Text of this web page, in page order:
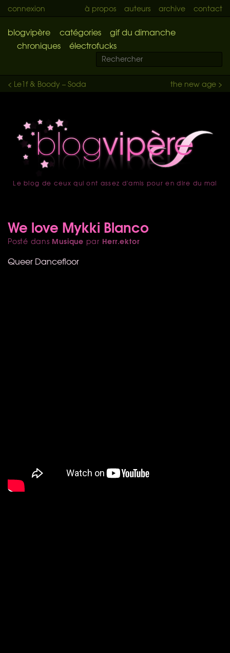
connexion à propos auteurs archive contact
blogvipère catégories
gif du dimanche
chroniques
électrofucks
the new age >
< Le1f & Boody – Soda
accueil
Le blog de ceux qui ont assez d'amis pour en dire du mal
We love Mykki Blanco
Posté dans Musique par Herr.ektor
Queer Dancefloor